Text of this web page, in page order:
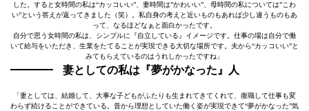
した。すると女時間の私は“カッコいい”、妻時間は”かわいい”、母時間の私については”こわ
い”という答えが返ってきました（笑）。私自身の考えと近いものもあれば少し違うものもあ
って、なるほどなぁと面白かったです。
自分で思う女時間の私は、シンプルに『自立している』イメージです。仕事の場は自分で働
いて給与をいただき、生業をたてることが実現できる大切な場所です。夫から“カッコいい”と
みてもらえているのはうれしかったですね」
妻としての私は『夢がかなった』人
「妻としては、結婚して、大事な子どもがふたりも生まれてきてくれて、復職して仕事も変
わらず続けることができている。昔から理想としていた働く姿が実現できて“夢がかなった”気